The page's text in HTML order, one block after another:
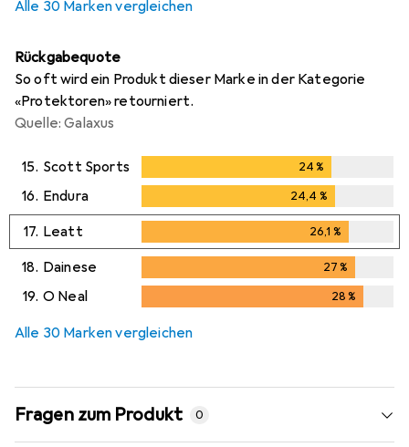
Alle 30 Marken vergleichen
Rückgabequote
So oft wird ein Produkt dieser Marke in der Kategorie
«Protektoren» retourniert.
Quelle: Galaxus
15. Scott Sports 24%
16. Endura 24,4 %
17. Leatt 26,1 %
26,1%
18. Dainese 27%
27%
19. O Neal 28%
Alle 30 Marken vergleichen
Fragen zum Produkt 0